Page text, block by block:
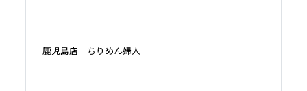
鹿児島店 ちりめん婦人